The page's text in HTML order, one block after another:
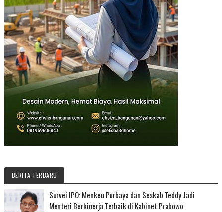
BERITA TERBARU
Survei IPO: Menkeu Purbaya dan Seskab Teddy Jadi
Menteri Berkinerja Terbaik di Kabinet Prabowo